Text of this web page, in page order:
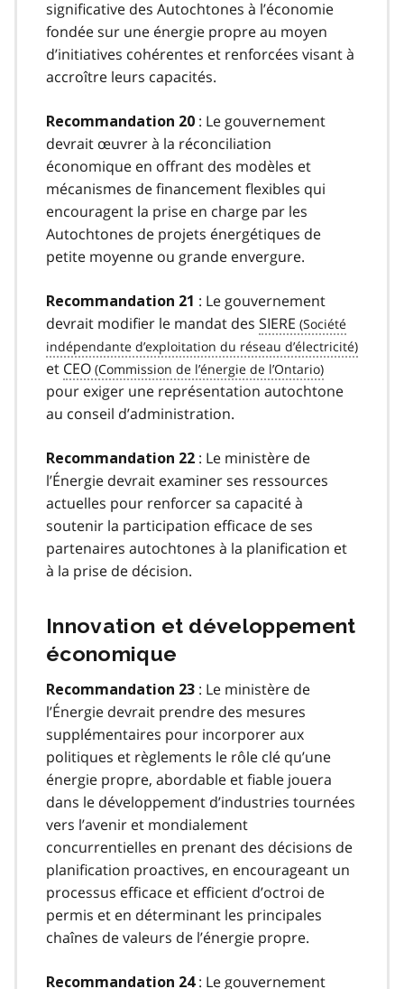
significative des Autochtones à l’économie
fondée sur une énergie propre au moyen
d’initiatives cohérentes et renforcées visant à
accroître leurs capacités.
Recommandation 20 : Le gouvernement
devrait œuvrer à la réconciliation
économique en offrant des modèles et
mécanismes de financement flexibles qui
encouragent la prise en charge par les
Autochtones de projets énergétiques de
petite moyenne ou grande envergure.
Recommandation 21 : Le gouvernement
devrait modifier le mandat des SIERE
et CEO
pour exiger une représentation autochtone
au conseil d’administration.
Recommandation 22 : Le ministère de
l’Énergie devrait examiner ses ressources
actuelles pour renforcer sa capacité à
soutenir la participation efficace de ses
partenaires autochtones à la planification et
à la prise de décision.
Innovation et développement
économique
Recommandation 23 : Le ministère de
l’Énergie devrait prendre des mesures
supplémentaires pour incorporer aux
politiques et règlements le rôle clé qu’une
énergie propre, abordable et fiable jouera
dans le développement d’industries tournées
vers l’avenir et mondialement
concurrentielles en prenant des décisions de
planification proactives, en encourageant un
processus efficace et efficient d’octroi de
permis et en déterminant les principales
chaînes de valeurs de l’énergie propre.
Recommandation 24: Le gouvernement